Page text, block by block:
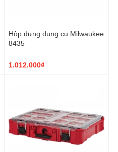
Hộp đựng dụng cụ Milwaukee
8435
1.012.000₫